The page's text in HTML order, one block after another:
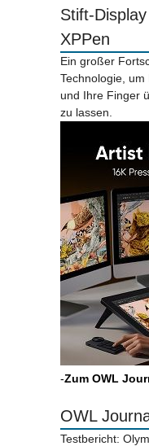
Stift-
XPPen
Ein großer
Technologie,
und Ihre Finger
zu lassen.
-Zum OWL
OWL
Testbericht: